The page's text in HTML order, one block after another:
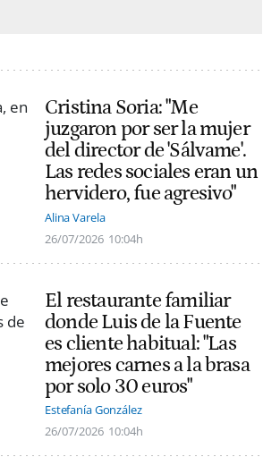
Cristina Soria: "Me
juzgaron por ser la mujer
del director de 'Sálvame'.
Las redes sociales eran un
hervidero, fue agresivo"
Alina Varela
26/07/2026 10:04h
El restaurante familiar
donde Luis de la Fuente
es cliente habitual: "Las
mejores carnes a la brasa
por solo 30 euros"
Estefanía González
26/07/2026 10:04h